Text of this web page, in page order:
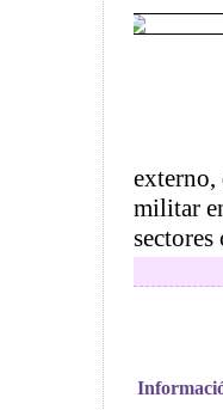
externo,
militar